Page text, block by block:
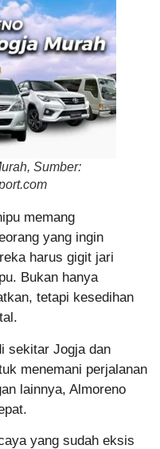
Sumber:
memang
yang ingin
harus gigit jari
Bukan hanya
tetapi kesedihan
sekitar Jogja dan
menemani perjalanan
lainnya, Almoreno
yang sudah eksis